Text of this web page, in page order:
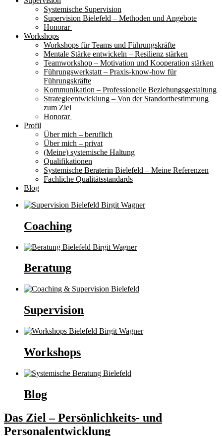
Systemische Supervision
Supervision Bielefeld – Methoden und Angebote
Honorar
Workshops
Workshops für Teams und Führungskräfte
Mentale Stärke entwickeln – Resilienz stärken
Teamworkshop – Motivation und Kooperation stärken
Führungswerkstatt – Praxis-know-how für
Führungskräfte
Kommunikation – Professionelle Beziehungsgestaltung
Strategieentwicklung – Von der Standortbestimmung
zum Ziel
Honorar
Profil
Über mich – beruflich
Über mich – privat
(Meine) systemische Haltung
Qualifikationen
Systemische Beraterin Bielefeld – Meine Referenzen
Fachliche Qualitätsstandards
Blog
Coaching
Beratung
Supervision
Workshops
Blog
Das Ziel – Persönlichkeits- und
Personalentwicklung